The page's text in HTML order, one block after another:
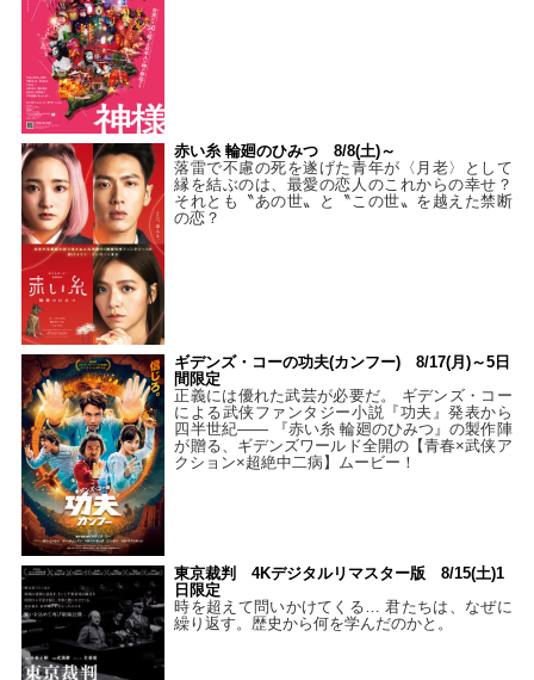
赤い糸 輪廻のひみつ 8/8(土)～
落雷で不慮の死を遂げた青年が〈月老〉として
縁を結ぶのは、最愛の恋人のこれからの幸せ？
それとも〝あの世〟と〝この世〟を越えた禁断
の恋？
ギデンズ・コーの功夫(カンフー) 8/17(月)～5日
間限定
正義には優れた武芸が必要だ。 ギデンズ・コー
による武侠ファンタジー小説『功夫』発表から
四半世紀―― 『赤い糸 輪廻のひみつ』の製作陣
が贈る、ギデンズワールド全開の【青春×武侠ア
クション×超絶中二病】ムービー！
東京裁判 4Kデジタルリマスター版 8/15(土)1
日限定
時を超えて問いかけてくる… 君たちは、なぜに
繰り返す。歴史から何を学んだのかと。